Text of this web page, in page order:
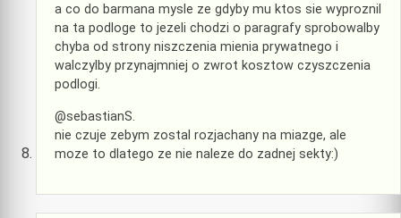
a co do barmana mysle ze gdyby mu ktos sie wyproznil
na ta podloge to jezeli chodzi o paragrafy sprobowalby
chyba od strony niszczenia mienia prywatnego i
walczylby przynajmniej o zwrot kosztow czyszczenia
podlogi.
@sebastianS.
nie czuje zebym zostal rozjachany na miazge, ale
moze to dlatego ze nie naleze do zadnej sekty:)